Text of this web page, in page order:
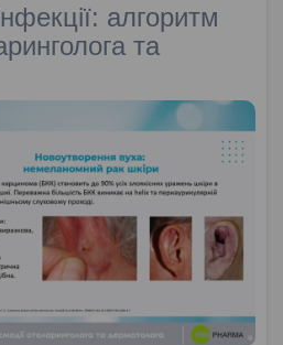
алгоритм
та